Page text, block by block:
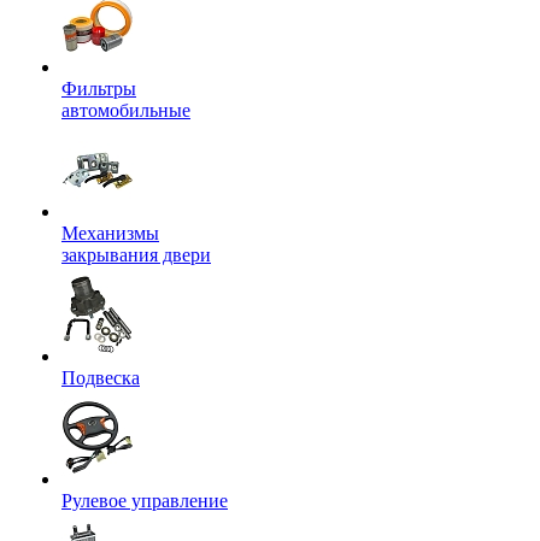
Фильтры
автомобильные
Механизмы
закрывания двери
Подвеска
Рулевое управление